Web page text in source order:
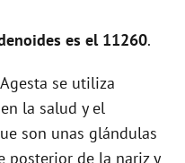
es el 11260.
se utiliza
la salud y el
son unas glándulas
posterior de la nariz y